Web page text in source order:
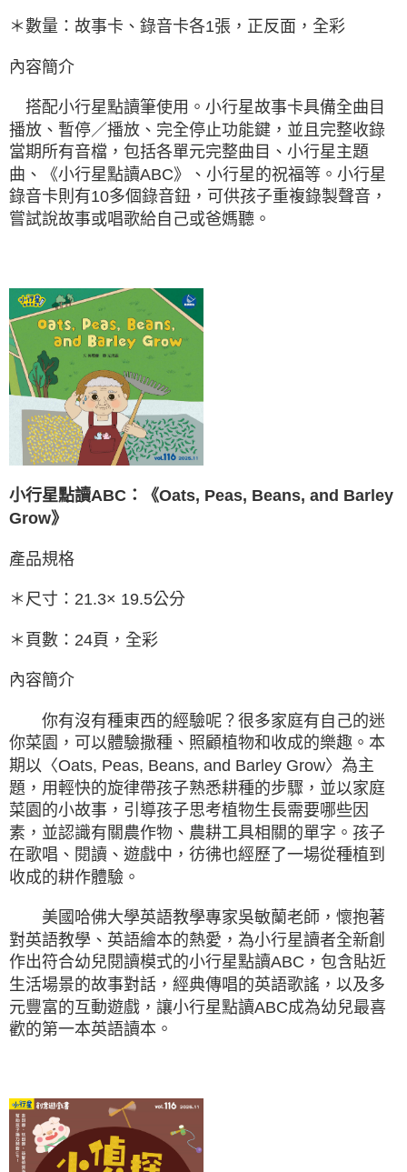
＊數量：故事卡、錄音卡各1張，正反面，全彩
內容簡介
搭配小行星點讀筆使用。小行星故事卡具備全曲目
播放、暫停／播放、完全停止功能鍵，並且完整收錄
當期所有音檔，包括各單元完整曲目、小行星主題
曲、《小行星點讀ABC》、小行星的祝福等。小行星
錄音卡則有10多個錄音鈕，可供孩子重複錄製聲音，
嘗試說故事或唱歌給自己或爸媽聽。
小行星點讀ABC：
《Oats, Peas, Beans, and Barley
Grow》
產品規格
＊尺寸：21.3× 19.5公分
＊頁數：24頁，全彩
內容簡介
你有沒有種東西的經驗呢？很多家庭有自己的迷
你菜園，可以體驗撒種、照顧植物和收成的樂趣。本
期以〈Oats, Peas, Beans, and Barley Grow〉為主
題，用輕快的旋律帶孩子熟悉耕種的步驟，並以家庭
菜園的小故事，引導孩子思考植物生長需要哪些因
素，並認識有關農作物、農耕工具相關的單字。孩子
在歌唱、閱讀、遊戲中，彷彿也經歷了一場從種植到
收成的耕作體驗。
美國哈佛大學英語教學專家吳敏蘭老師，懷抱著
對英語教學、英語繪本的熱愛，為小行星讀者全新創
作出符合幼兒閱讀模式的小行星點讀ABC，包含貼近
生活場景的故事對話，經典傳唱的英語歌謠，以及多
元豐富的互動遊戲，讓小行星點讀ABC成為幼兒最喜
歡的第一本英語讀本。